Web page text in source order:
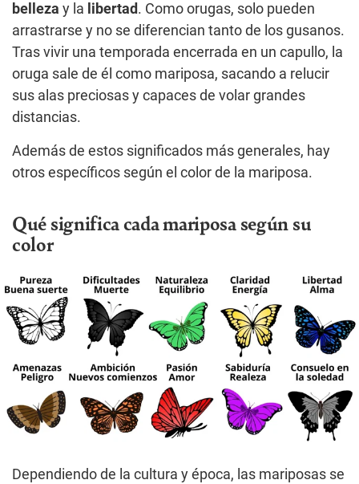
belleza y la libertad . Como orugas, solo pueden
arrastrarse y no se diferencian tanto de los gusanos.
Tras vivir una temporada encerrada en un capullo, la
oruga sale de él como mariposa, sacando a relucir
sus alas preciosas y capaces de volar grandes
distancias.
Además de estos significados más generales, hay
otros específicos según el color de la mariposa.
Qué significa cada mariposa según su
color
Dependiendo de la cultura y época, las mariposas se